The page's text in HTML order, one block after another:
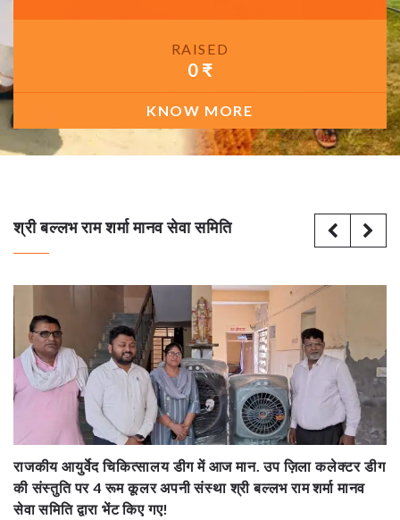
RAISED
0 ₹
KNOW MORE
श्री बल्लभ राम शर्मा मानव सेवा समिति
राजकीय आयुर्वेद चिकित्सालय डीग में आज मान. उप ज़िला कलेक्टर डीग
की संस्तुति पर 4 रूम कूलर अपनी संस्था श्री बल्लभ राम शर्मा मानव
सेवा समिति द्वारा भेंट किए गए!